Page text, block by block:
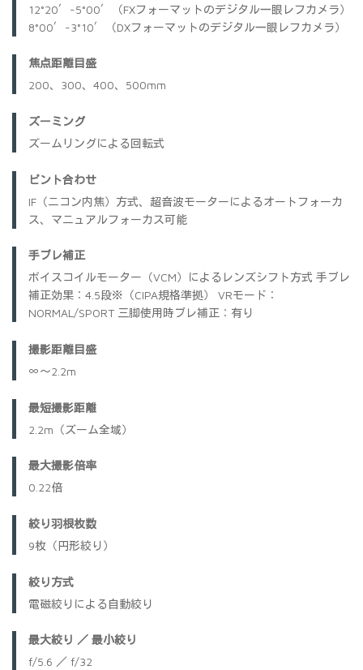
12°20′-5°00′（FXフォーマットのデジタル一眼レフカメラ）
8°00′-3°10′（DXフォーマットのデジタル一眼レフカメラ）
焦点距離目盛
200、300、400、500mm
ズーミング
ズームリングによる回転式
ピント合わせ
IF（ニコン内焦）方式、超音波モーターによるオートフォーカ
ス、マニュアルフォーカス可能
手ブレ補正
ボイスコイルモーター（VCM）によるレンズシフト方式 手ブレ
補正効果：4.5段※（CIPA規格準拠） VRモード：
NORMAL/SPORT 三脚使用時ブレ補正：有り
撮影距離目盛
∞～2.2m
最短撮影距離
2.2m（ズーム全域）
最大撮影倍率
0.22倍
絞り羽根枚数
9枚（円形絞り）
絞り方式
電磁絞りによる自動絞り
最大絞り ／ 最小絞り
f/5.6 ／ f/32